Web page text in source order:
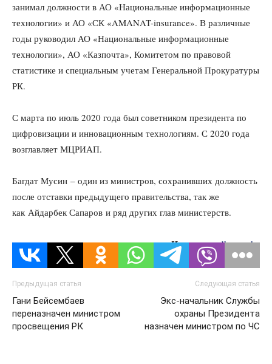
занимал должности в АО «Национальные информационные
технологии» и АО «СК «AMANAT-insurance». В различные
годы руководил АО «Национальные информационные
технологии», АО «Казпочта», Комитетом по правовой
статистике и специальным учетам Генеральной Прокуратуры
РК.
С марта по июль 2020 года был советником президента по
цифровизации и инновационным технологиям. С 2020 года
возглавляет МЦРИАП.
Багдат Мусин – один из министров, сохранивших должность
после отставки предыдущего правительства, так же
как Айдарбек Сапаров и ряд других глав министерств.
Источник: dknews.kz
Предыдущая статья
Гани Бейсембаев
переназначен министром
просвещения РК
Следующая статья
Экс-начальник Службы
охраны Президента
назначен министром по ЧС